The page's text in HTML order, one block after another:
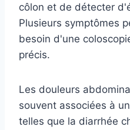
côlon et de détecter
Plusieurs symptômes
besoin d'une
précis.
Les douleurs
souvent associées à
telles que la diarrhée